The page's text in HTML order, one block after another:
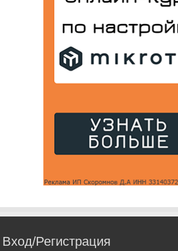
Вход/Регистрация